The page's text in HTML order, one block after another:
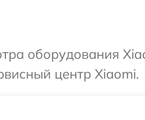
оборудования
центр Xiaomi.